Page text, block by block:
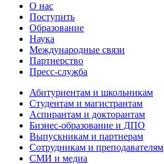
О нас
Поступить
Образование
Наука
Международные связи
Партнерство
Пресс-служба
Абитуриентам и школьникам
Студентам и магистрантам
Аспирантам и докторантам
Бизнес-образование и ДПО
Выпускникам и партнерам
Сотрудникам и преподавателям
СМИ и медиа